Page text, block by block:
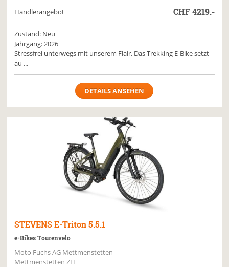
Händlerangebot CHF4219.-
Zustand: Neu
Jahrgang: 2026
Stressfrei unterwegs mit unserem Flair. Das Trekking E-Bike setzt
au ...
DETAILS ANSEHEN
STEVENS E-Triton 5.5.1
e-Bikes Tourenvelo
Moto Fuchs AG Mettmenstetten
Mettmenstetten ZH